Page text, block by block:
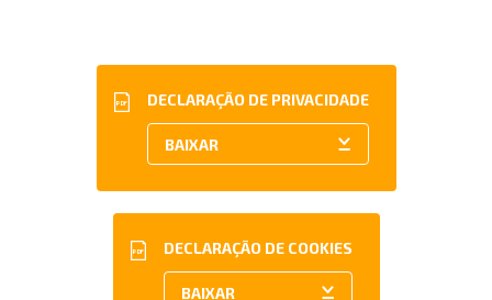
DECLARAÇÃO DE PRIVACIDADE
PDF
DECLARAÇÃO DE COOKIES
PDF